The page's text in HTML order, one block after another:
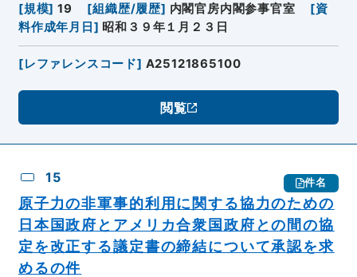
[規模] 19 [組織歴/履歴] 内閣官房内閣参事官室 [資
料作成年月日 ] 昭和３９年１月２３日
[レファレンスコード] A25121865100
閲覧
15 件名
原子力の非軍事的利用に関する協力のための
日本国政府とアメリカ合衆国政府との間の協
定を改正する議定書の締結について承認を求
めるの件